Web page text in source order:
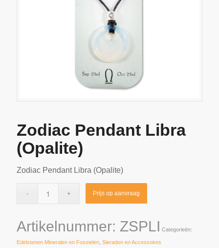
Zodiac Pendant Libra
(Opalite)
Zodiac Pendant Libra (Opalite)
Prijs op aanvraag
Artikelnummer: ZSPLI Categorieën:
Edelstenen Mineralen en Fossielen, Sieraden en Accessoires